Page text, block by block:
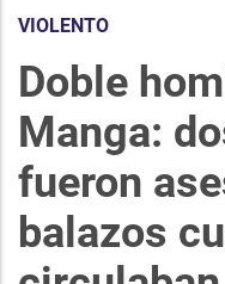
VIOLENTO
Doble
Manga:
fueron
balazos